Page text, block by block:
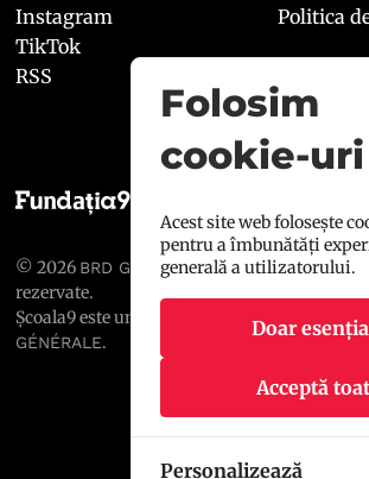
Instagram
TikTok
RSS
Politica
© 2026 BRD GROUPE SOCIÉTÉ GÉNÉRALE
rezervate.
Școala9 este un proiect susținut de
BRD
GÉNÉRALE.
Folosim
cookie-uri
Acest site web folosește
pentru a îmbunătăți
generală a utilizatorului.
Doar
Acceptă
Personalizează